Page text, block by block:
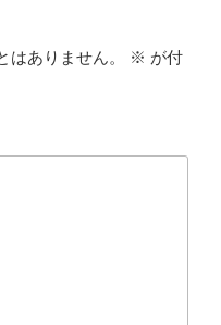
はありません。 ※ が付